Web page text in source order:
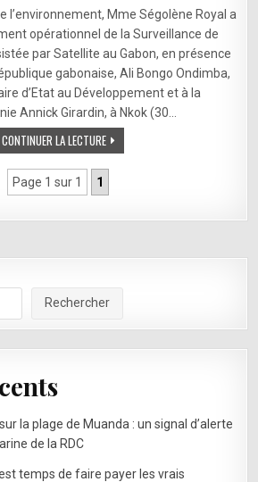
:
PROTECTION
DE
FORÊT
DU
BASSIN
DU
CONGO,
ASSISTÉE
l’environnement, Mme Ségolène Royal a
opérationnel de la Surveillance de
par Satellite au Gabon, en présence
gabonaise, Ali Bongo Ondimba,
d’Etat au Développement et à la
Annick Girardin, à Nkok (30…
CONTINUER LA LECTURE
Page 1 sur 1 1
Rechercher
la plage de Muanda : un signal d’alerte
de la RDC
temps de faire payer les vrais